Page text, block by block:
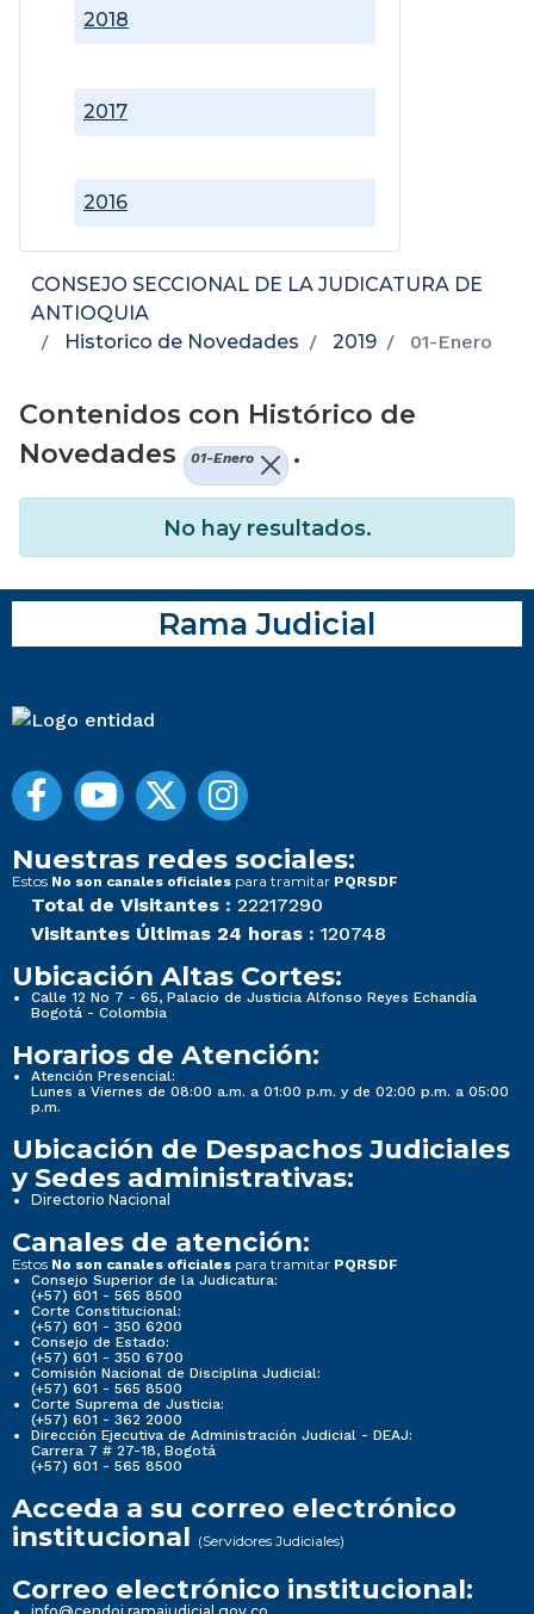
2016
2017
2018
CONSEJO SECCIONAL DE LA JUDICATURA DE
ANTIOQUIA
Historico de Novedades
2019 01-Enero
Contenidos con Histórico de
Novedades
01-Enero .
No hay resultados.
Rama Judicial
Nuestras redes sociales:
Estos No son canales oficiales para tramitar PQRSDF
Total de Visitantes : 22217290
Visitantes Últimas 24 horas : 120748
Ubicación Altas Cortes:
Calle 12 No 7 - 65, Palacio de Justicia Alfonso Reyes Echandía
Bogotá - Colombia
Horarios de Atención:
Atención Presencial:
Lunes a Viernes de 08:00 a.m. a 01:00 p.m. y de 02:00 p.m. a 05:00
p.m.
Ubicación de Despachos Judiciales
y Sedes administrativas:
Directorio Nacional
Canales de atención:
Estos No son canales oficiales para tramitar PQRSDF
Consejo Superior de la Judicatura:
(+57) 601 - 565 8500
Corte Constitucional:
(+57) 601 - 350 6200
Consejo de Estado:
(+57) 601 - 350 6700
Comisión Nacional de Disciplina Judicial:
(+57) 601 - 565 8500
Corte Suprema de Justicia:
(+57) 601 - 362 2000
Dirección Ejecutiva de Administración Judicial - DEAJ:
Carrera 7 # 27-18, Bogotá
(+57) 601 - 565 8500
Acceda a su correo electrónico
institucional (Servidores Judiciales)
Correo electrónico institucional: